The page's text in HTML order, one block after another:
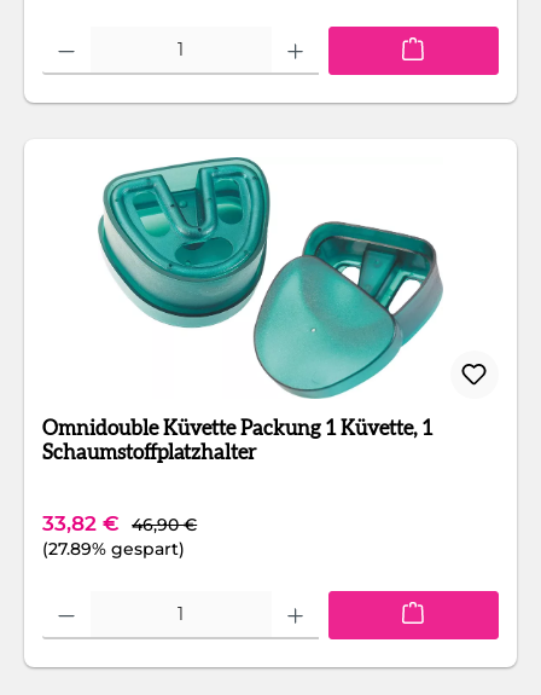
Produkt Anzahl: Gib den gewünschten Wert ein oder benutze die
Omnidouble Küvette Packung 1 Küvette, 1
Schaumstoffplatzhalter
Verkaufspreis:
33,82 € Regulärer Preis:
46,90 €
(27.89% gespart)
Produkt Anzahl: Gib den gewünschten Wert ein oder benutze die